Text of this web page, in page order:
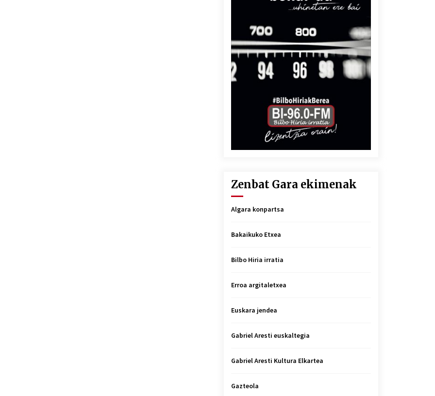
Zenbat Gara ekimenak
Algara konpartsa
Bakaikuko Etxea
Bilbo Hiria irratia
Erroa argitaletxea
Euskara jendea
Gabriel Aresti euskaltegia
Gabriel Aresti Kultura Elkartea
Gazteola